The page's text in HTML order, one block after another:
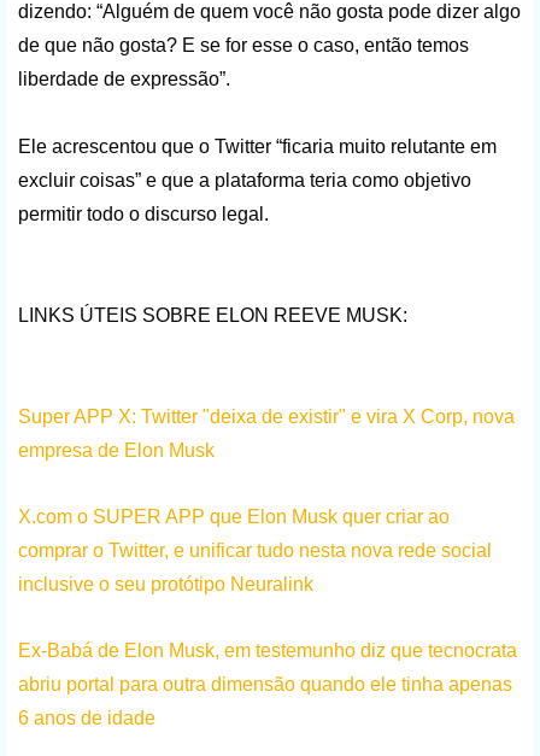
dizendo: “Alguém de quem você não gosta pode dizer algo
de que não gosta? E se for esse o caso, então temos
liberdade de expressão”.
Ele acrescentou que o Twitter “ficaria muito relutante em
excluir coisas” e que a plataforma teria como objetivo
permitir todo o discurso legal.
LINKS ÚTEIS SOBRE ELON REEVE MUSK:
Super APP X: Twitter "deixa de existir" e vira X Corp, nova
empresa de Elon Musk
X.com o SUPER APP que Elon Musk quer criar ao
comprar o Twitter, e unificar tudo nesta nova rede social
inclusive o seu protótipo Neuralink
Ex-Babá de Elon Musk, em testemunho diz que tecnocrata
abriu portal para outra dimensão quando ele tinha apenas
6 anos de idade